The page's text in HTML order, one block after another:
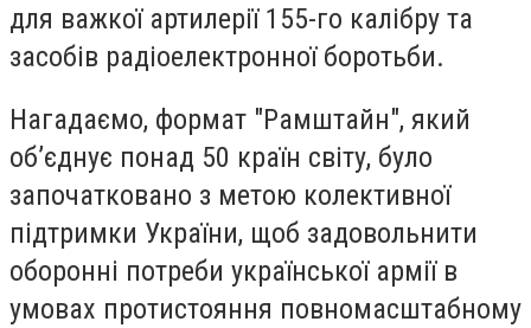
для важкої артилерії 155-го калібру та
засобів радіоелектронної боротьби.
Нагадаємо, формат "Рамштайн", який
об’єднує понад 50 країн світу, було
започатковано з метою колективної
підтримки України, щоб задовольнити
оборонні потреби української армії в
умовах протистояння повномасштабному